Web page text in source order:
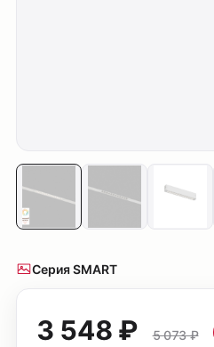
Серия SMART
3 548 ₽ 5 073 ₽